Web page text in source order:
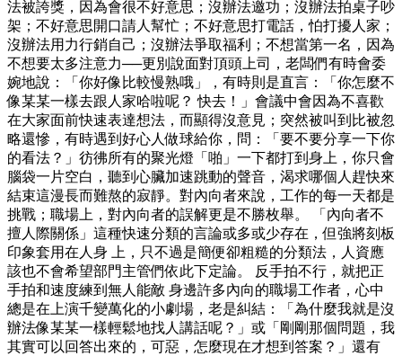
法被誇獎，因為會很不好意思；沒辦法邀功；沒辦法拍桌子吵
架；不好意思開口請人幫忙；不好意思打電話，怕打擾人家；
沒辦法用力行銷自己；沒辦法爭取福利；不想當第一名，因為
不想要太多注意力──更別說面對頂頭上司，老闆們有時會委
婉地說：「你好像比較慢熟哦」，有時則是直言：「你怎麼不
像某某一樣去跟人家哈啦呢？ 快去！」會議中會因為不喜歡
在大家面前快速表達想法，而顯得沒意見；突然被叫到比被忽
略還慘，有時遇到好心人做球給你，問：「要不要分享一下你
的看法？」彷彿所有的聚光燈「啪」一下都打到身上，你只會
腦袋一片空白，聽到心臟加速跳動的聲音，渴求哪個人趕快來
結束這漫長而難熬的寂靜。對內向者來說，工作的每一天都是
挑戰；職場上，對內向者的誤解更是不勝枚舉。 「內向者不
擅人際關係」這種快速分類的言論或多或少存在，但強將刻板
印象套用在人身 上，只不過是簡便卻粗糙的分類法，人資應
該也不會希望部門主管們依此下定論。 反手拍不行，就把正
手拍和速度練到無人能敵 身邊許多內向的職場工作者，心中
總是在上演千變萬化的小劇場，老是糾結：「為什麼我就是沒
辦法像某某一樣輕鬆地找人講話呢？」或「剛剛那個問題，我
其實可以回答出來的，可惡，怎麼現在才想到答案？」還有